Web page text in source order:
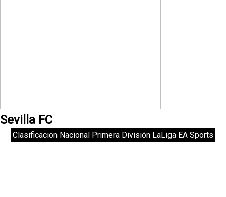
Sevilla FC
Clasificacion Nacional Primera División LaLiga EA Sports